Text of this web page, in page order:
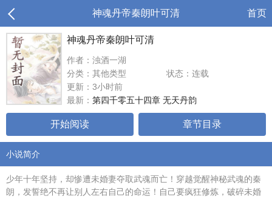
神魂丹帝秦朗叶可清 首页
神魂丹帝秦朗叶可清
作者：浊酒一湖
分类：其他类型
状态：连载
更新：3小时前
最新： 第四千零五十四章 无天丹韵
开始阅读 章节目录
小说简介
少年十年坚持，却惨遭未婚妻夺取武魂而亡！穿越觉醒神秘武魂的秦
朗，发誓绝不再让别人左右自己的命运！自己要疯狂修炼，破碎未婚